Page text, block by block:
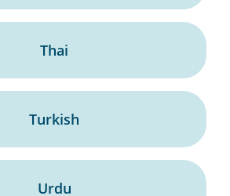
Thai
Turkish
Urdu